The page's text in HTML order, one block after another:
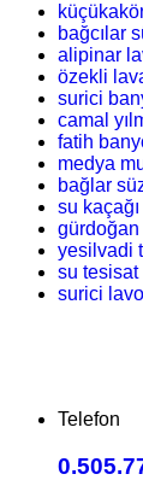
bağcılar
alipinar
özekli
surici
camal
fatih
medya
bağlar
su
gürdoğan
yesilvadi
su tesisat
surici
Telefon